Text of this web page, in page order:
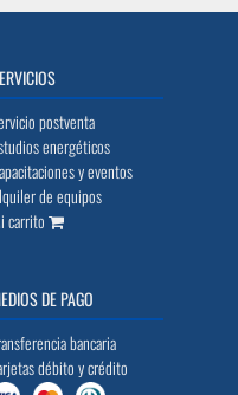
postventa
energéticos
y eventos
de equipos
carrito
DE PAGO
bancaria
débito y crédito